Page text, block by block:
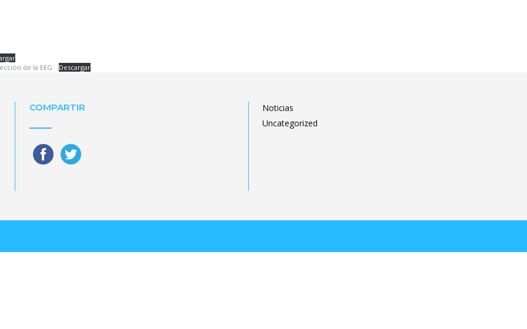
de la EEG
Descargar
COMPARTIR
Noticias
Uncategorized